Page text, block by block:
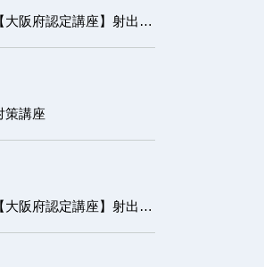
【大阪府認定講座】射出成形実技講座 ≪2026年度≫【大阪府認定講座】射出成形実技講座 基礎コース
講座
【大阪府認定講座】射出成形実技講座 ≪2026年度≫【大阪府認定講座】射出成形実技講座 初級コース